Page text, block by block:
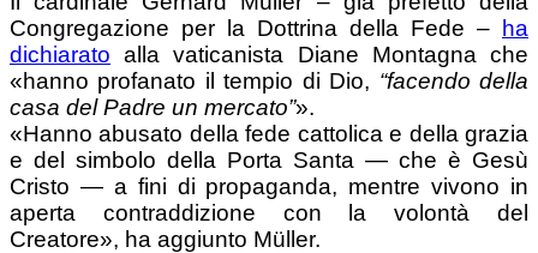
Congregazione per la Dottrina della Fede –
ha
dichiarato alla vaticanista Diane Montagna che
«hanno profanato il tempio di Dio, “facendo della
casa del Padre un mercato”».
«Hanno abusato della fede cattolica e della grazia
e del simbolo della Porta Santa — che è Gesù
Cristo — a fini di propaganda, mentre vivono in
aperta contraddizione con la volontà del
Creatore», ha aggiunto Müller.